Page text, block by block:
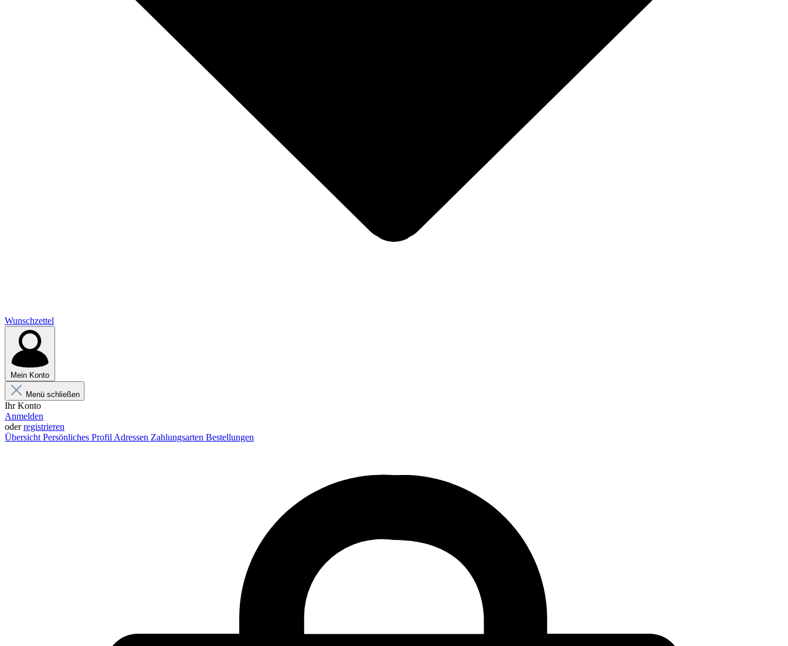
Wunschzettel
Mein Konto
Menü schließen
Ihr Konto
Anmelden
oderregistrieren
Übersicht Persönliches Profil Adressen Zahlungsarten Bestellungen